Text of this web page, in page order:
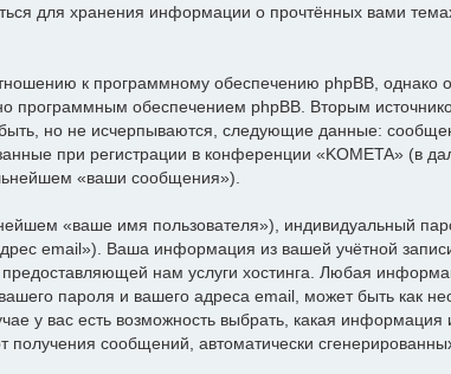
для хранения информации о прочтённых вами
к программному обеспечению phpBB, однако
программным обеспечением phpBB. Вторым
но не исчерпываются, следующие данные:
при регистрации в конференции «KOMETA» (в
«ваши сообщения»).
«ваше имя пользователя»), индивидуальный
email»). Ваша информация из вашей учётной
нам услуги хостинга. Любая
пароля и вашего адреса email, может быть как
у вас есть возможность выбрать, какая информация
получения сообщений, автоматически